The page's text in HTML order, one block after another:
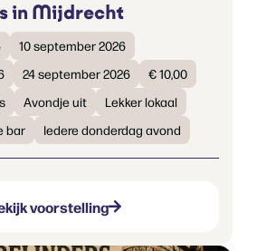
in Mijdrecht
10 september 2026
24 september 2026
€ 10,00
Avondje uit
Lekker lokaal
bar
Iedere donderdag avond
voorstelling